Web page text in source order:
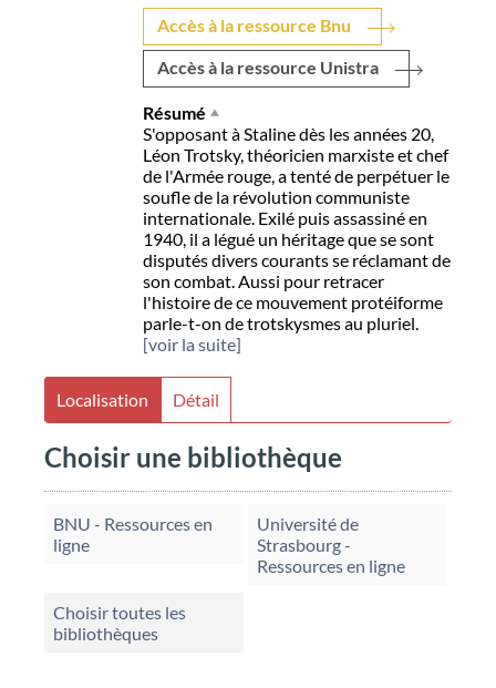
Accès à la ressource Bnu
Accès à la ressource Unistra
Résumé
S'opposant à Staline dès les années 20,
Léon Trotsky, théoricien marxiste et chef
de l'Armée rouge, a tenté de perpétuer le
soufle de la révolution communiste
internationale. Exilé puis assassiné en
1940, il a légué un héritage que se sont
disputés divers courants se réclamant de
son combat. Aussi pour retracer
l'histoire de ce mouvement protéiforme
parle-t-on de trotskysmes au pluriel.
[voir la suite]
Localisation Détail
Choisir une bibliothèque
BNU - Ressources en
ligne
Université de
Strasbourg -
Ressources en ligne
Choisir toutes les
bibliothèques